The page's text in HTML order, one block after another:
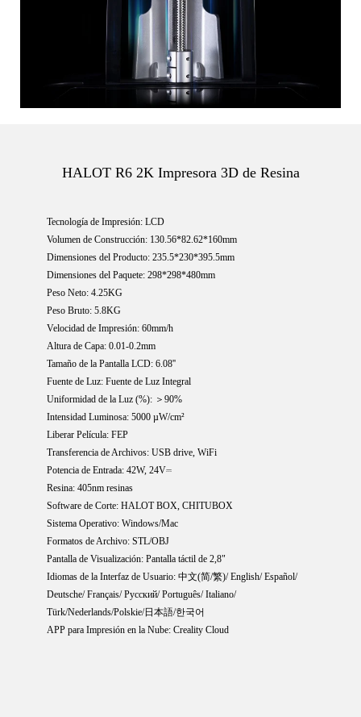
HALOT R6 2K Impresora 3D de Resina
Tecnología de Impresión: LCD
Volumen de Construcción: 130.56*82.62*160mm
Dimensiones del Producto: 235.5*230*395.5mm
Dimensiones del Paquete: 298*298*480mm
Peso Neto: 4.25KG
Peso Bruto: 5.8KG
Velocidad de Impresión: 60mm/h
Altura de Capa: 0.01-0.2mm
Tamaño de la Pantalla LCD: 6.08''
Fuente de Luz: Fuente de Luz Integral
Uniformidad de la Luz (%): ＞90%
Intensidad Luminosa: 5000 µW/cm²
Liberar Película: FEP
Transferencia de Archivos: USB drive, WiFi
Potencia de Entrada: 42W, 24V⎓
Resina: 405nm resinas
Software de Corte: HALOT BOX, CHITUBOX
Sistema Operativo: Windows/Mac
Formatos de Archivo: STL/OBJ
Pantalla de Visualización: Pantalla táctil de 2,8"
Idiomas de la Interfaz de Usuario: 中文(简/繁)/ English/ Español/
Deutsche/ Français/ Pусский/ Português/ Italiano/
Türk/Nederlands/Polskie/日本語/한국어
APP para Impresión en la Nube: Creality Cloud